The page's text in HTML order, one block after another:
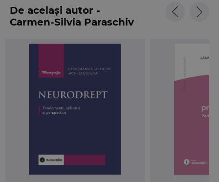
stiintifice nr. 6129/2016 –
teza de doctorat
publicata la o editura din tara cu prestigiu
protectie a drepturilor omului, autoarea prezinta
dreptul procesual penal –
atac ordinara cu veche traditie in peisajul juridic
apelului; titularii dreptului de apel; termenul de
declarare a apelului, repunerea in termen si apelul
De același autor -
Carmen-Silvia Paraschiv